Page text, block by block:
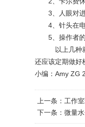
3、人眼对进
4、针头在电
5、操作者的
以上几种
还应该定期做好
小编：Amy ZG
上一条： 工作
下一条： 微量